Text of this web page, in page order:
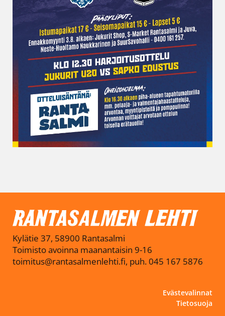
Kylätie 37, 58900 Rantasalmi
Toimisto avoinna maanantaisin 9-16
toimitus@rantasalmenlehti.fi, puh. 045 167 5876
Evästevalinnat
Tietosuoja